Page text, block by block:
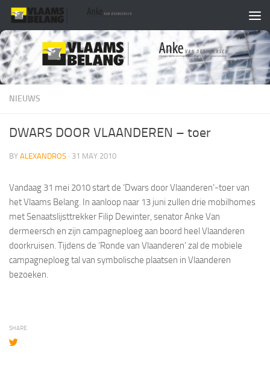
Skip to content
NIEUWS
DWARS DOOR VLAANDEREN – toer
BY ALEXANDROS · 31 MAY 2010
Vandaag 31 mei 2010 start de ‘Dwars door Vlaanderen’-toer van
het Vlaams Belang. In aanloop naar 13 juni zullen drie mobilhomes
met Senaatslijsttrekker Filip Dewinter, senator Anke Van
dermeersch en zijn campagneploeg aan boord heel Vlaanderen
doorkruisen. Tijdens de ‘Ronde van Vlaanderen’ zal de mobiele
campagneploeg tal van symbolische plaatsen in Vlaanderen
bezoeken.
SHARE